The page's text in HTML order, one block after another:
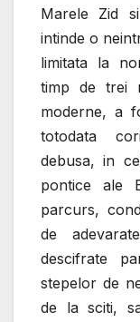
Marele Zid
intinde o
limitata la
timp de trei
moderne, a
totodata
debusa, in
pontice ale
parcurs,
de
descifrate
stepelor de
de la sciti,